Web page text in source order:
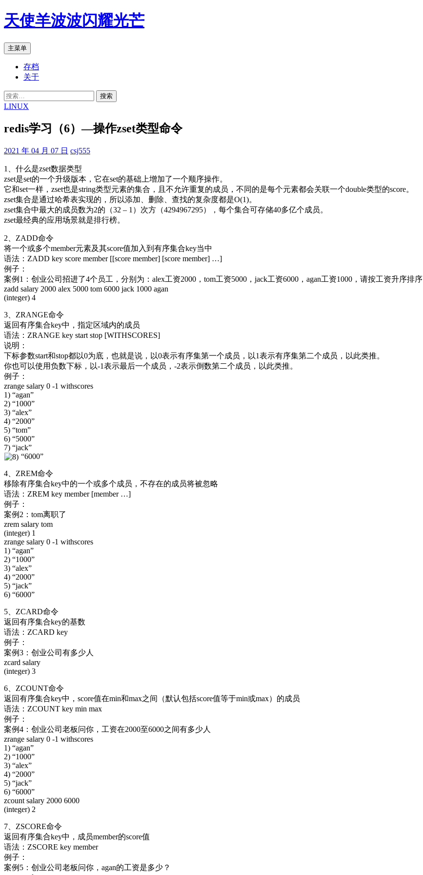
跳
至
文
天使羊波波闪耀光芒
搜
索
主菜单
存档
关于
搜
索：
LINUX
redis学习（6）—操作zset类型命令
2021 年 04 月 07 日 csj555
1、什么是zset数据类型
zset是set的一个升级版本，它在set的基础上增加了一个顺序操作。
它和set一样，zset也是string类型元素的集合，且不允许重复的成员，不同的是每个元素都会关联一个double类型的score。
zset集合是通过哈希表实现的，所以添加、删除、查找的复杂度都是O(1)。
zset集合中最大的成员数为2的（32 – 1）次方（4294967295），每个集合可存储40多亿个成员。
zset最经典的应用场景就是排行榜。
2、ZADD命令
将一个或多个member元素及其score值加入到有序集合key当中
语法：ZADD key score member [[score member] [score member] …]
例子：
案例1：创业公司招进了4个员工，分别为：alex工资2000，tom工资5000，jack工资6000，agan工资1000，请按工资升序排序
zadd salary 2000 alex 5000 tom 6000 jack 1000 agan
(integer) 4
3、ZRANGE命令
返回有序集合key中，指定区域内的成员
语法：ZRANGE key start stop [WITHSCORES]
说明：
下标参数start和stop都以0为底，也就是说，以0表示有序集第一个成员，以1表示有序集第二个成员，以此类推。
你也可以使用负数下标，以-1表示最后一个成员，-2表示倒数第二个成员，以此类推。
例子：
zrange salary 0 -1 withscores
1) “agan”
2) “1000”
3) “alex”
4) “2000”
5) “tom”
6) “5000”
7) “jack”
“6000”
4、ZREM命令
移除有序集合key中的一个或多个成员，不存在的成员将被忽略
语法：ZREM key member [member …]
例子：
案例2：tom离职了
zrem salary tom
(integer) 1
zrange salary 0 -1 withscores
1) “agan”
2) “1000”
3) “alex”
4) “2000”
5) “jack”
6) “6000”
5、ZCARD命令
返回有序集合key的基数
语法：ZCARD key
例子：
案例3：创业公司有多少人
zcard salary
(integer) 3
6、ZCOUNT命令
返回有序集合key中，score值在min和max之间（默认包括score值等于min或max）的成员
语法：ZCOUNT key min max
例子：
案例4：创业公司老板问你，工资在2000至6000之间有多少人
zrange salary 0 -1 withscores
1) “agan”
2) “1000”
3) “alex”
4) “2000”
5) “jack”
6) “6000”
zcount salary 2000 6000
(integer) 2
7、ZSCORE命令
返回有序集合key中，成员member的score值
语法：ZSCORE key member
例子：
案例5：创业公司老板问你，agan的工资是多少？